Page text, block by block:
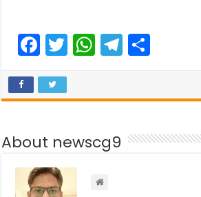
k
F
a
c
e
b
o
o
T
w
er
W
h
ts
A
p
p
T
el
gr
a
e
About newscg9